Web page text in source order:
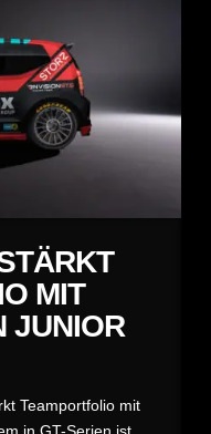
MIT
JUNIOR
Teamportfolio mit